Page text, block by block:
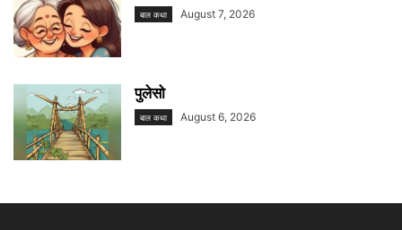
बाल कथा August 7, 2026
पुलेसो
बाल कथा August 6, 2026